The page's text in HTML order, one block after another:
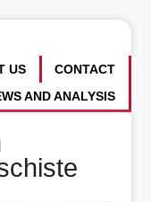
CONTACT
US
AND ANALYSIS